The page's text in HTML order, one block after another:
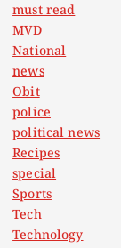
must read
MVD
National
news
Obit
police
political news
Recipes
special
Sports
Tech
Technology